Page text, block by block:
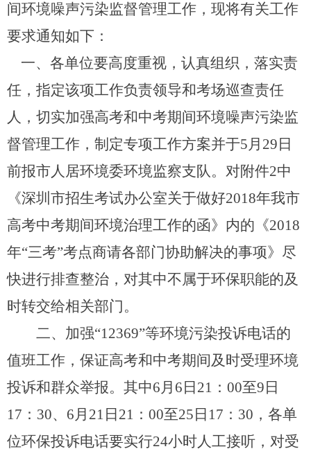
间环境噪声污染监督管理工作，现将有关工作
要求通知如下：
一、各单位要高度重视，认真组织，落实责
任，指定该项工作负责领导和考场巡查责任
人，切实加强高考和中考期间环境噪声污染监
督管理工作，制定专项工作方案并于5月29日
前报市人居环境委环境监察支队。对附件2中
《深圳市招生考试办公室关于做好2018年我市
高考中考期间环境治理工作的函》内的《2018
年“三考”考点商请各部门协助解决的事项》尽
快进行排查整治，对其中不属于环保职能的及
时转交给相关部门。
二、加强“12369”等环境污染投诉电话的
值班工作，保证高考和中考期间及时受理环境
投诉和群众举报。其中6月6日21：00至9日
17：30、6月21日21：00至25日17：30，各单
位环保投诉电话要实行24小时人工接听，对受